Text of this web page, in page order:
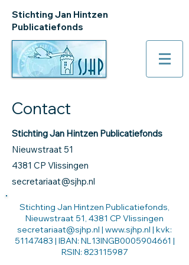
Stichting Jan Hintzen
Publicatiefonds
Contact
Stichting Jan Hintzen Publicatiefonds
Nieuwstraat 51
4381 CP Vlissingen
secretariaat@sjhp.nl
Stichting Jan Hintzen Publicatiefonds,
Nieuwstraat 51, 4381 CP Vlissingen
secretariaat@sjhp.nl | www.sjhp.nl | kvk:
51147483 | IBAN: NL13INGB0005904661 |
RSIN: 823115987